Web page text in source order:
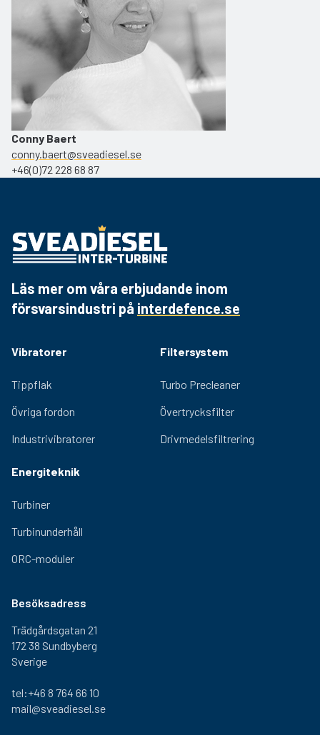
Conny Baert
conny.baert@sveadiesel.se
+46(0)72 228 68 87
Läs mer om våra erbjudande inom
försvarsindustri på interdefence.se
Vibratorer
Tippflak
Övriga fordon
Industrivibratorer
Filtersystem
Turbo Precleaner
Övertrycksfilter
Drivmedelsfiltrering
Energiteknik
Turbiner
Turbinunderhåll
ORC-moduler
Besöksadress
Trädgårdsgatan 21
172 38 Sundbyberg
Sverige
tel:+46 8 764 66 10
mail@sveadiesel.se